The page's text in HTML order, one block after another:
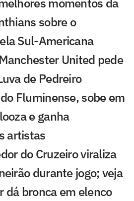
sobre o
Sul-Americana
United pede
de Pedreiro
Fluminense, sobe em
e ganha
artistas
do Cruzeiro viraliza
durante jogo; veja
dá bronca em elenco